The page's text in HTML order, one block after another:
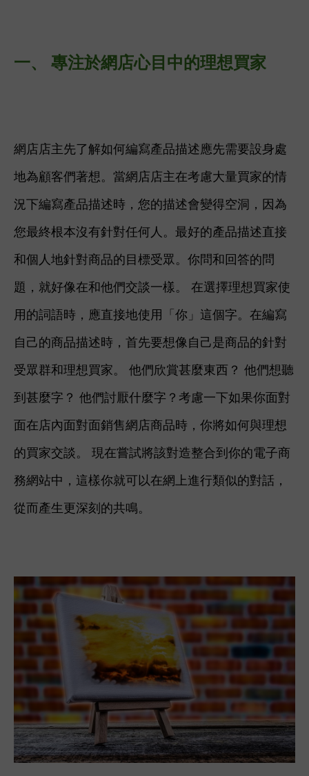
一、 專注於網店心目中的理想買家
網店店主先了解如何編寫產品描述應先需要設身處
地為顧客們著想。當網店店主在考慮大量買家的情
況下編寫產品描述時，您的描述會變得空洞，因為
您最終根本沒有針對任何人。 最好的產品描述直接
和個人地針對商品的目標受眾。你問和回答的問
題，就好像在和他們交談一樣。 在選擇理想買家使
用的詞語時，應直接地使用「你」這個字。在編寫
自己的商品描述時，首先要想像自己是商品的針對
受眾群和理想買家。 他們欣賞甚麼東西？ 他們想聽
到甚麼字？ 他們討厭什麼字？考慮一下如果你面對
面在店內面對面銷售網店商品時，你將如何與理想
的買家交談。 現在嘗試將該對造整合到你的電子商
務網站中，這樣你就可以在網上進行類似的對話，
從而產生更深刻的共鳴。